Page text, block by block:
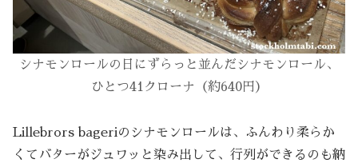
シナモンロールの日にずらっと並んだシナモンロール、
ひとつ41クローナ （約640円）
Lillebrors bageriのシナモンロールは、ふんわり柔らか
くてバターがジュワッと染み出して、行列ができるのも納